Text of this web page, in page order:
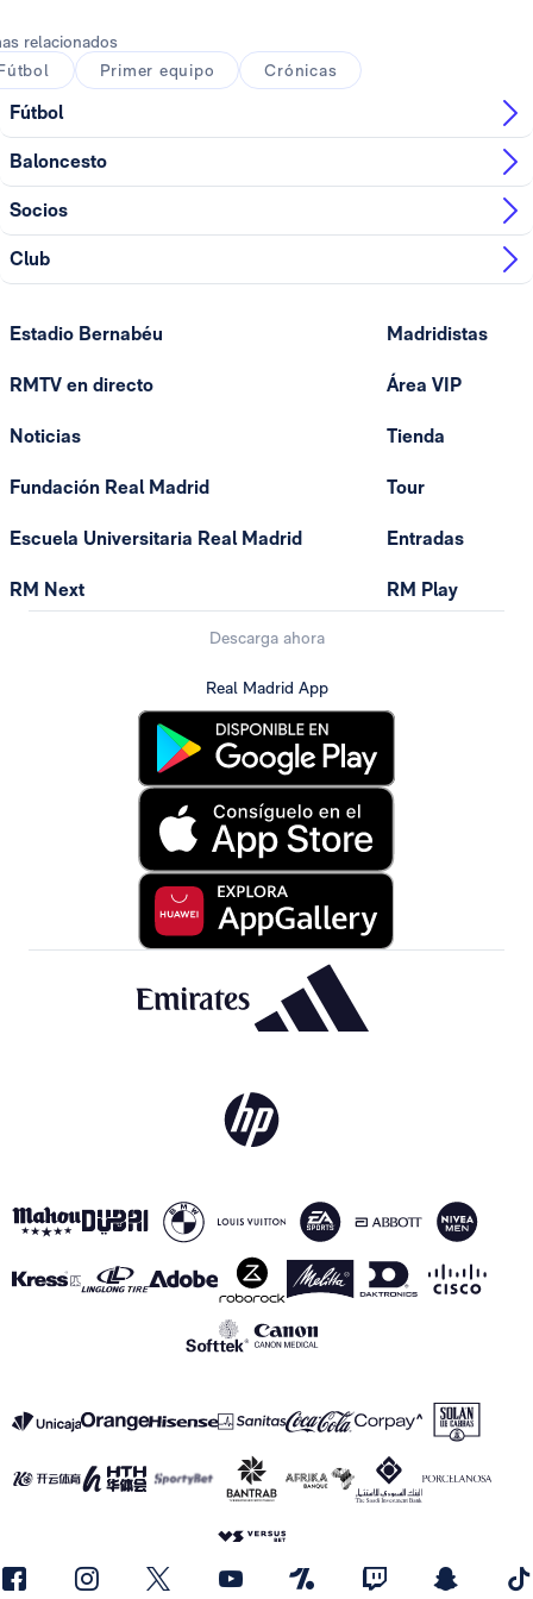
relacionados
Primer equipo Crónicas
Fútbol
Baloncesto
Socios
Club
Estadio Bernabéu
RMTV en directo
Noticias
Fundación Real Madrid
Escuela Universitaria Real Madrid
RM Next
Madridistas
Área VIP
Tienda
Tour
Entradas
RM Play
Descarga ahora
Real Madrid App